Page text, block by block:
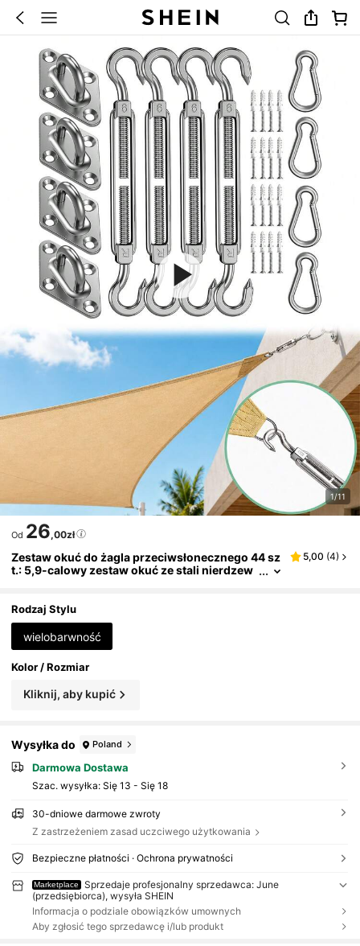
1/11
Od 26,00zł
Zestaw okuć do żagla przeciwsłonecznego 44 sz
t.: 5,9-calowy zestaw okuć ze stali nierdzew
h/prostokątnych żagli przeciwsłonecznych na ze
wnątrz, na taras, do ogrodu i na podwórko
5,00 (4)
Rodzaj Stylu
wielobarwność
Kolor / Rozmiar
Kliknij, aby kupić
Wysyłka do Poland
Darmowa Dostawa
Szac. wysyłka: Się 13 - Się 18
30-dniowe darmowe zwroty
Z zastrzeżeniem zasad uczciwego użytkowania
Bezpieczne płatności · Ochrona prywatności
Marketplace
Sprzedaje profesjonalny sprzedawca: June
(przedsiębiorca), wysyła SHEIN
Informacja o podziale obowiązków umownych
Aby zgłosić tego sprzedawcę i/lub produkt